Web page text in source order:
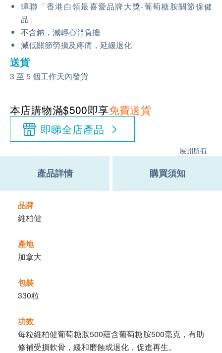
蟬聯「香港白領最喜愛品牌大獎-葡萄糖胺關節保健
品」
不含鈉，減輕心腎負擔
減低關節勞損及疼痛，延緩退化
送貨
3 至 5 個工作天內發貨
本店購物滿$500即享免費送貨
即睇全店產品
展開所有
產品詳情 購買須知
品牌
維柏健
產地
加拿大
包裝
330粒
功效
每粒維柏健葡萄糖胺500蘊含葡萄糖胺500毫克，有助
修補受損軟骨，緩和磨蝕或退化，促進再生。